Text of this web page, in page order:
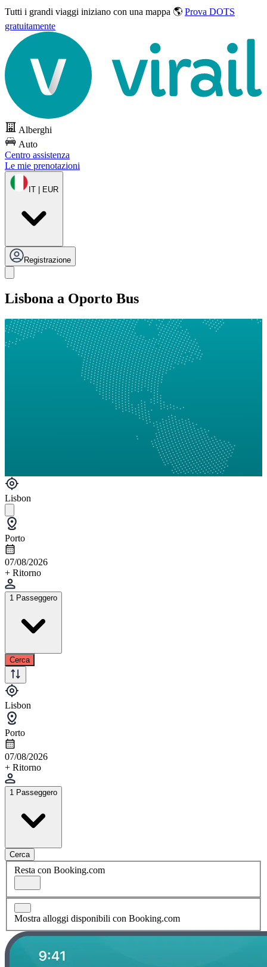
Tutti i grandi viaggi iniziano con una mappa 🌎 Prova DOTS
gratuitamente
Alberghi
Auto
Centro assistenza
Le mie prenotazioni
IT | EUR
Registrazione
Lisbona a Oporto Bus
Lisbon
Porto
07/08/2026
+ Ritorno
1 Passeggero
Cerca
Lisbon
Porto
07/08/2026
+ Ritorno
1 Passeggero
Cerca
Resta con Booking.com
Mostra alloggi disponibili con Booking.com